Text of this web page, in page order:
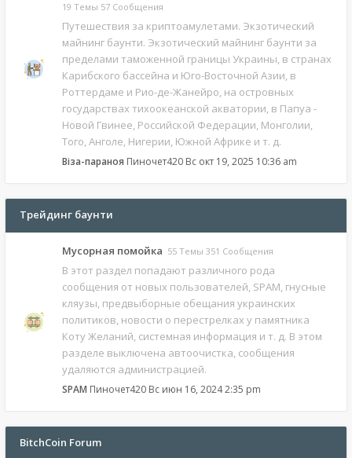
19 Темы 57 Сообщения
Путешествия за криптоамулетами. Экзотический
майнинг баунти. Экзотический майнинг баунти за
пределами таможенной границы Украины, в странах
Карибского бассейна и Юго-Восточной Азии, в
Роттердаме и Рио-де-Жанейро, на островных
государствах тихоокеанской акватории, в Папуа -
Новой Гвинее, Российской Федерации, Монголии,
Того, Анголе, Нигерии, Южной Африке и т. д.
Віза-параноя Пиночет420 Вс окт 19, 2025 10:36 am
Трейдинг баунти
Мусорная помойка 55 Темы 351 Сообщения
В этот раздел попадают различного рода
сообщения от новых пользователей, SPAM, гнусные
кляузы, предвыборные обещания украинских
политиков, новости о перестрелках у памятника
Коту Желаний, системная информация и т. д. В этом
разделе выключена автоочистка, сообщения
удаляются администрацией.
SPAM Пиночет420 Вс июн 16, 2024 2:35 pm
BitchCoin Forum